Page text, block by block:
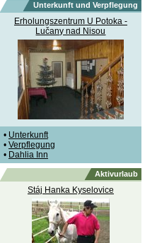
Unterkunft und Verpflegung
Erholungszentrum U Potoka -
Lučany nad Nisou
• Unterkunft
• Verpflegung
• Dahlia Inn
Aktivurlaub
Stáj Hanka Kyselovice